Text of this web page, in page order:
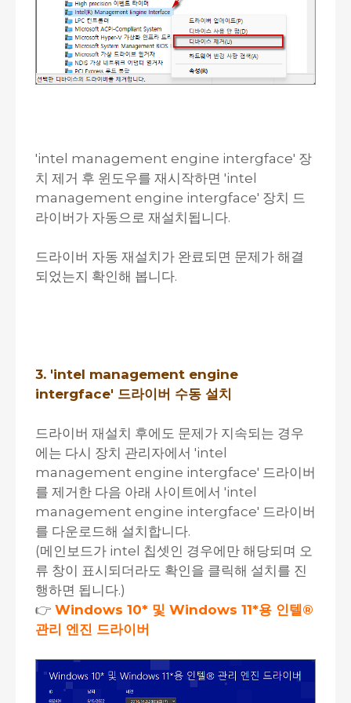
'intel management engine intergface' 장
치 제거 후 윈도우를 재시작하면 'intel
management engine intergface' 장치 드
라이버가 자동으로 재설치됩니다.
드라이버 자동 재설치가 완료되면 문제가 해결
되었는지 확인해 봅니다.
3. 'intel management engine
intergface' 드라이버 수동 설치
드라이버 재설치 후에도 문제가 지속되는 경우
에는 다시 장치 관리자에서 'intel
management engine intergface' 드라이버
를 제거한 다음 아래 사이트에서 'intel
management engine intergface' 드라이버
를 다운로드해 설치합니다.
(메인보드가 intel 칩셋인 경우에만 해당되며 오
류 창이 표시되더라도 확인을 클릭해 설치를 진
행하면 됩니다.)
👉 Windows 10* 및 Windows 11*용 인텔®
관리 엔진 드라이버